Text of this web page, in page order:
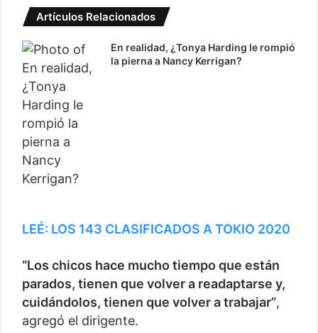
Artículos Relacionados
En realidad, ¿Tonya Harding le rompió
la pierna a Nancy Kerrigan?
LEÉ: LOS 143 CLASIFICADOS A TOKIO 2020
“Los chicos hace mucho tiempo que están
parados, tienen que volver a readaptarse y,
cuidándolos, tienen que volver a trabajar”,
agregó el dirigente.